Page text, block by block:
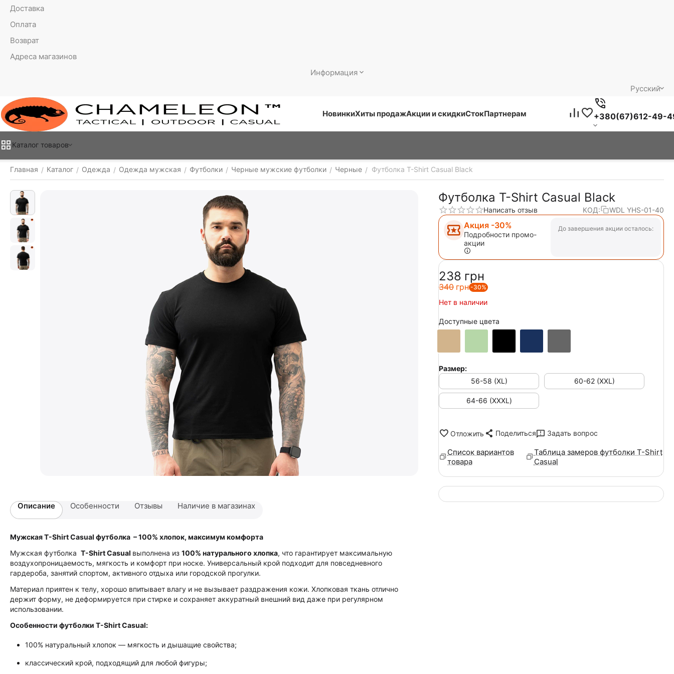
Доставка
Оплата
Возврат
Адреса магазинов
Информация
Русский
НовинкиХиты продажАкции и скидкиСтокПартнерам +380(67)612-49-
Каталог товаров
Главная / Каталог / Одежда / Одежда мужская / Футболки / Черные мужские футболки / Черные / Футболка T-Shirt Casual Black
Футболка T-Shirt Casual Black
Написать отзыв КОД: WDL YHS-01-40
Акция -30%
Подробности промо-
акции
До завершения акции осталось:
‍238‍ грн
‍340‍ грн -30%
Нет в наличии
Доступные цвета
Размер:
56-58 (XL)
60-62 (XXL)
64-66 (ХХХL)
Отложить Поделиться Задать вопрос
Список вариантов
товара
Таблица замеров футболки T-Shirt
Casual
Описание Особенности Отзывы Наличие в магазинах
Мужская T-Shirt Casual футболка – 100% хлопок, максимум комфорта
Мужская футболка T-Shirt Casual выполнена из 100% натурального хлопка, что гарантирует максимальную
воздухопроницаемость, мягкость и комфорт при носке. Универсальный крой подходит для повседневного
гардероба, занятий спортом, активного отдыха или городской прогулки.
Материал приятен к телу, хорошо впитывает влагу и не вызывает раздражения кожи. Хлопковая ткань отлично
держит форму, не деформируется при стирке и сохраняет аккуратный внешний вид даже при регулярном
использовании.
Особенности футболки T-Shirt Casual:
100% натуральный хлопок — мягкость и дышащие свойства;
классический крой, подходящий для любой фигуры;